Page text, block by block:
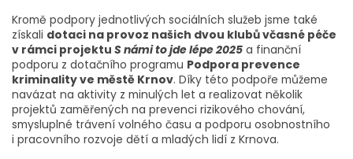
Kromě podpory jednotlivých sociálních služeb jsme také
získali dotaci na provoz našich dvou klubů včasné péče
v rámci projektu S námi to jde lépe 2025 a finanční
podporu z dotačního programu Podpora prevence
kriminality ve městě Krnov. Díky této podpoře můžeme
navázat na aktivity z minulých let a realizovat několik
projektů zaměřených na prevenci rizikového chování,
smysluplné trávení volného času a podporu osobnostního
i pracovního rozvoje dětí a mladých lidí z Krnova.